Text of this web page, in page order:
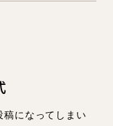
稿になってしまい